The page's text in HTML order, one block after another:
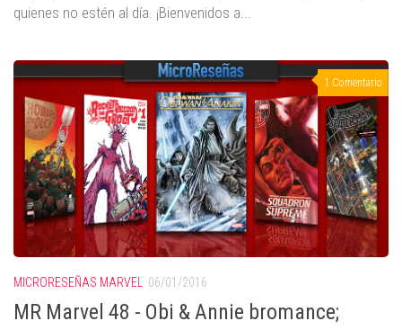
quienes no estén al día. ¡Bienvenidos a...
1 Comentario
MICRORESEÑAS MARVEL 06/01/2016
MR Marvel 48 - Obi & Annie bromance;